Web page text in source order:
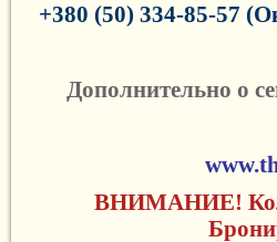
+380 (50) 334-85-57
Дополнительно о
ВНИМАНИЕ!